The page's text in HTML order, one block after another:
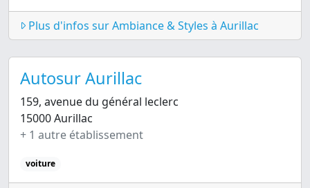
Plus d'infos sur Ambiance & Styles à Aurillac
Autosur Aurillac
159, avenue du général leclerc
15000 Aurillac
+ 1 autre établissement
voiture